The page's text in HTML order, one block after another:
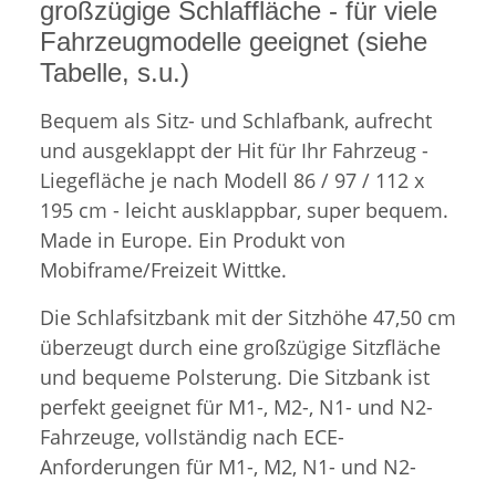
großzügige Schlaffläche - für viele
Fahrzeugmodelle geeignet (siehe
Tabelle, s.u.)
Bequem als Sitz- und Schlafbank, aufrecht
und ausgeklappt der Hit für Ihr Fahrzeug -
Liegefläche je nach Modell 86 / 97 / 112 x
195 cm - leicht ausklappbar, super bequem.
Made in Europe. Ein Produkt von
Mobiframe/Freizeit Wittke.
Die Schlafsitzbank mit der Sitzhöhe 47,50 cm
überzeugt durch eine großzügige Sitzfläche
und bequeme Polsterung. Die Sitzbank ist
perfekt geeignet für M1-, M2-, N1- und N2-
Fahrzeuge, vollständig nach ECE-
Anforderungen für M1-, M2, N1- und N2-